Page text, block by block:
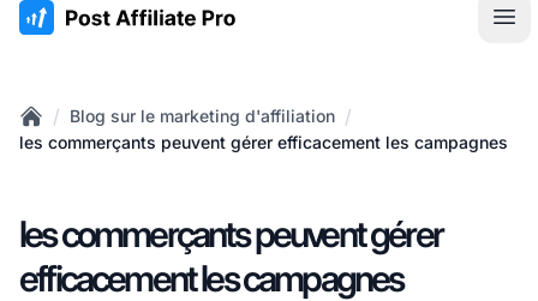
:site.title
Home
/ Blog sur le marketing d'affiliation /
les commerçants peuvent gérer efficacement les campagnes
les commerçants peuvent gérer
efficacement les campagnes